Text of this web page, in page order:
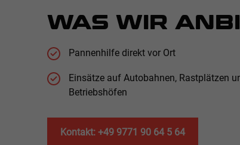
WAS WIR
Pannenhilfe direkt vor Ort
Einsätze auf Autobahnen, Rastplätzen
Betriebshöfen
Kontakt: +49 9771 90 64 5 64